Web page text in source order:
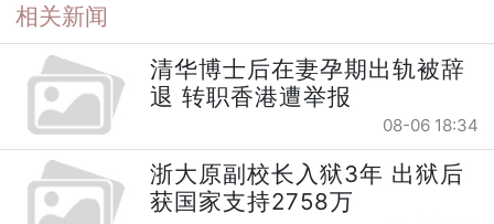
相关新闻
清华博士后在妻孕期出轨被辞
退 转职香港遭举报
08-06 18:34
浙大原副校长入狱3年 出狱后
获国家支持2758万